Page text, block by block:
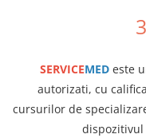
SERVICEMED este
autorizati, cu
cursurilor de
dispozitivul